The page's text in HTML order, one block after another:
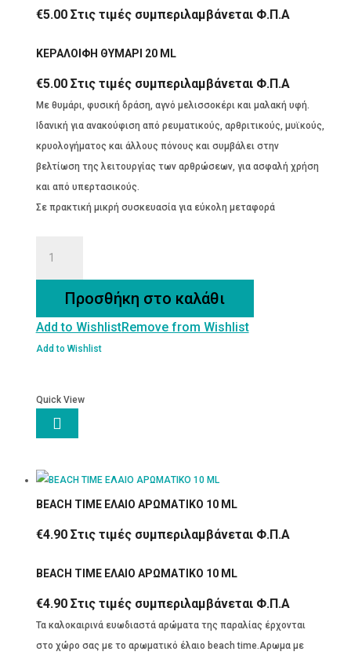
€5.00 Στις τιμές συμπεριλαμβάνεται Φ.Π.Α
ΚΕΡΑΛΟΙΦΗ ΘΥΜΑΡΙ 20 ML
€5.00 Στις τιμές συμπεριλαμβάνεται Φ.Π.Α
Με θυμάρι, φυσική δράση, αγνό μελισσοκέρι και μαλακή υφή.
Ιδανική για ανακούφιση από ρευματικούς, αρθριτικούς, μυϊκούς,
κρυολογήματος και άλλους πόνους και συμβάλει στην
βελτίωση της λειτουργίας των αρθρώσεων, για ασφαλή χρήση
και από υπερτασικούς.
Σε πρακτική μικρή συσκευασία για εύκολη μεταφορά
ποσότητα
Προσθήκη στο καλάθι
Add to WishlistRemove from Wishlist
Add to Wishlist
Quick View

BEACH TIME ΕΛΑΙΟ ΑΡΩΜΑΤΙΚΟ 10 ML
€4.90 Στις τιμές συμπεριλαμβάνεται Φ.Π.Α
BEACH TIME ΕΛΑΙΟ ΑΡΩΜΑΤΙΚΟ 10 ML
€4.90 Στις τιμές συμπεριλαμβάνεται Φ.Π.Α
Τα καλοκαιρινά ευωδιαστά αρώματα της παραλίας έρχονται
στο χώρο σας με το αρωματικό έλαιο beach time.Αρωμα με